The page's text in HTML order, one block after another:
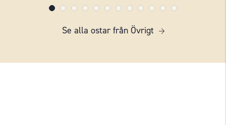
Se alla ostar från Övrigt